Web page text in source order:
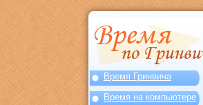
Время Гринвича
Время на компьютере